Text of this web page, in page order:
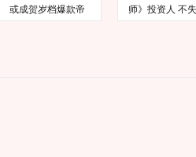
或成贺岁档爆款帝
师》投资人 不